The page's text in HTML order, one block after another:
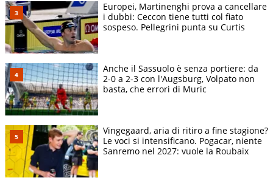
Europei, Martinenghi prova a cancellare
i dubbi: Ceccon tiene tutti col fiato
sospeso. Pellegrini punta su Curtis
Anche il Sassuolo è senza portiere: da
2-0 a 2-3 con l'Augsburg, Volpato non
basta, che errori di Muric
Vingegaard, aria di ritiro a fine stagione?
Le voci si intensificano. Pogacar, niente
Sanremo nel 2027: vuole la Roubaix